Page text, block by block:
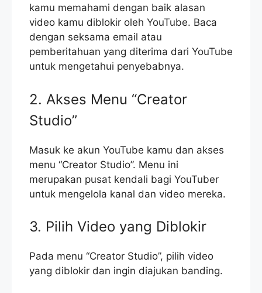
kamu memahami dengan baik alasan
video kamu diblokir oleh YouTube. Baca
dengan seksama email atau
pemberitahuan yang diterima dari YouTube
untuk mengetahui penyebabnya.
2. Akses Menu “Creator
Studio”
Masuk ke akun YouTube kamu dan akses
menu “Creator Studio”. Menu ini
merupakan pusat kendali bagi YouTuber
untuk mengelola kanal dan video mereka.
3. Pilih Video yang Diblokir
Pada menu “Creator Studio”, pilih video
yang diblokir dan ingin diajukan banding.